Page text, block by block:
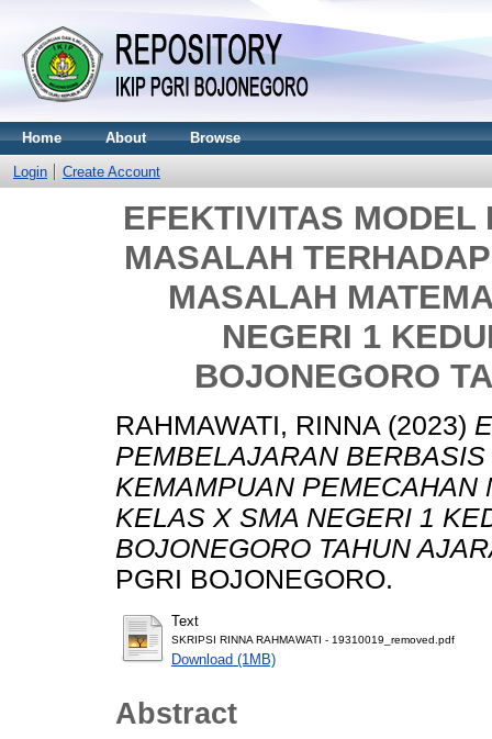
Home About Browse
Login Create Account
EFEKTIVITAS
MASALAH
MASALAH
NEGERI 1
BOJONEGORO
RAHMAWATI, RINNA (2023)
PEMBELAJARAN
KEMAMPUAN PEMECAHAN
KELAS X SMA NEGERI 1
BOJONEGORO TAHUN
PGRI BOJONEGORO.
Text
SKRIPSI RINNA RAHMAWATI - 19310019_removed.pdf
Download (1MB)
Abstract